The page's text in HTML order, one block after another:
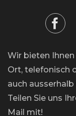
Wir bieten
Ort, telefonisch
auch
Teilen Sie uns
Mail mit!